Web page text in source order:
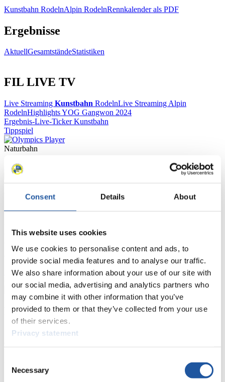
Consent Details About
This website uses cookies
We use cookies to personalise content and ads, to
provide social media features and to analyse our traffic.
We also share information about your use of our site with
our social media, advertising and analytics partners who
may combine it with other information that you’ve
provided to them or that they’ve collected from your use
of their services.
Privacy statement
Selection
Necessary
Kunstbahn RodelnAlpin RodelnRennkalender als PDF
Ergebnisse
AktuellGesamtständeStatistiken
FIL LIVE TV
Live Streaming Kunstbahn RodelnLive Streaming Alpin
RodelnHighlights YOG Gangwon 2024
Ergebnis-Live-Ticker Kunstbahn
Tippspiel
Naturbahn
Zielgruppen Anzeigen
Für Presse- und Medienvertreter
Wettkämpfen. Außerdem können Sie Ihre Medienakkreditierung
beantragen, die Grundregeln des Rennrodelsports einsehen und
allgemeine Neuigkeiten einholen.
>> Weiter
Für Nationale Verbände
Hier können Sie sich über allgemeine Neuigkeiten informieren, das
Mitgliedersektion zugreifen.